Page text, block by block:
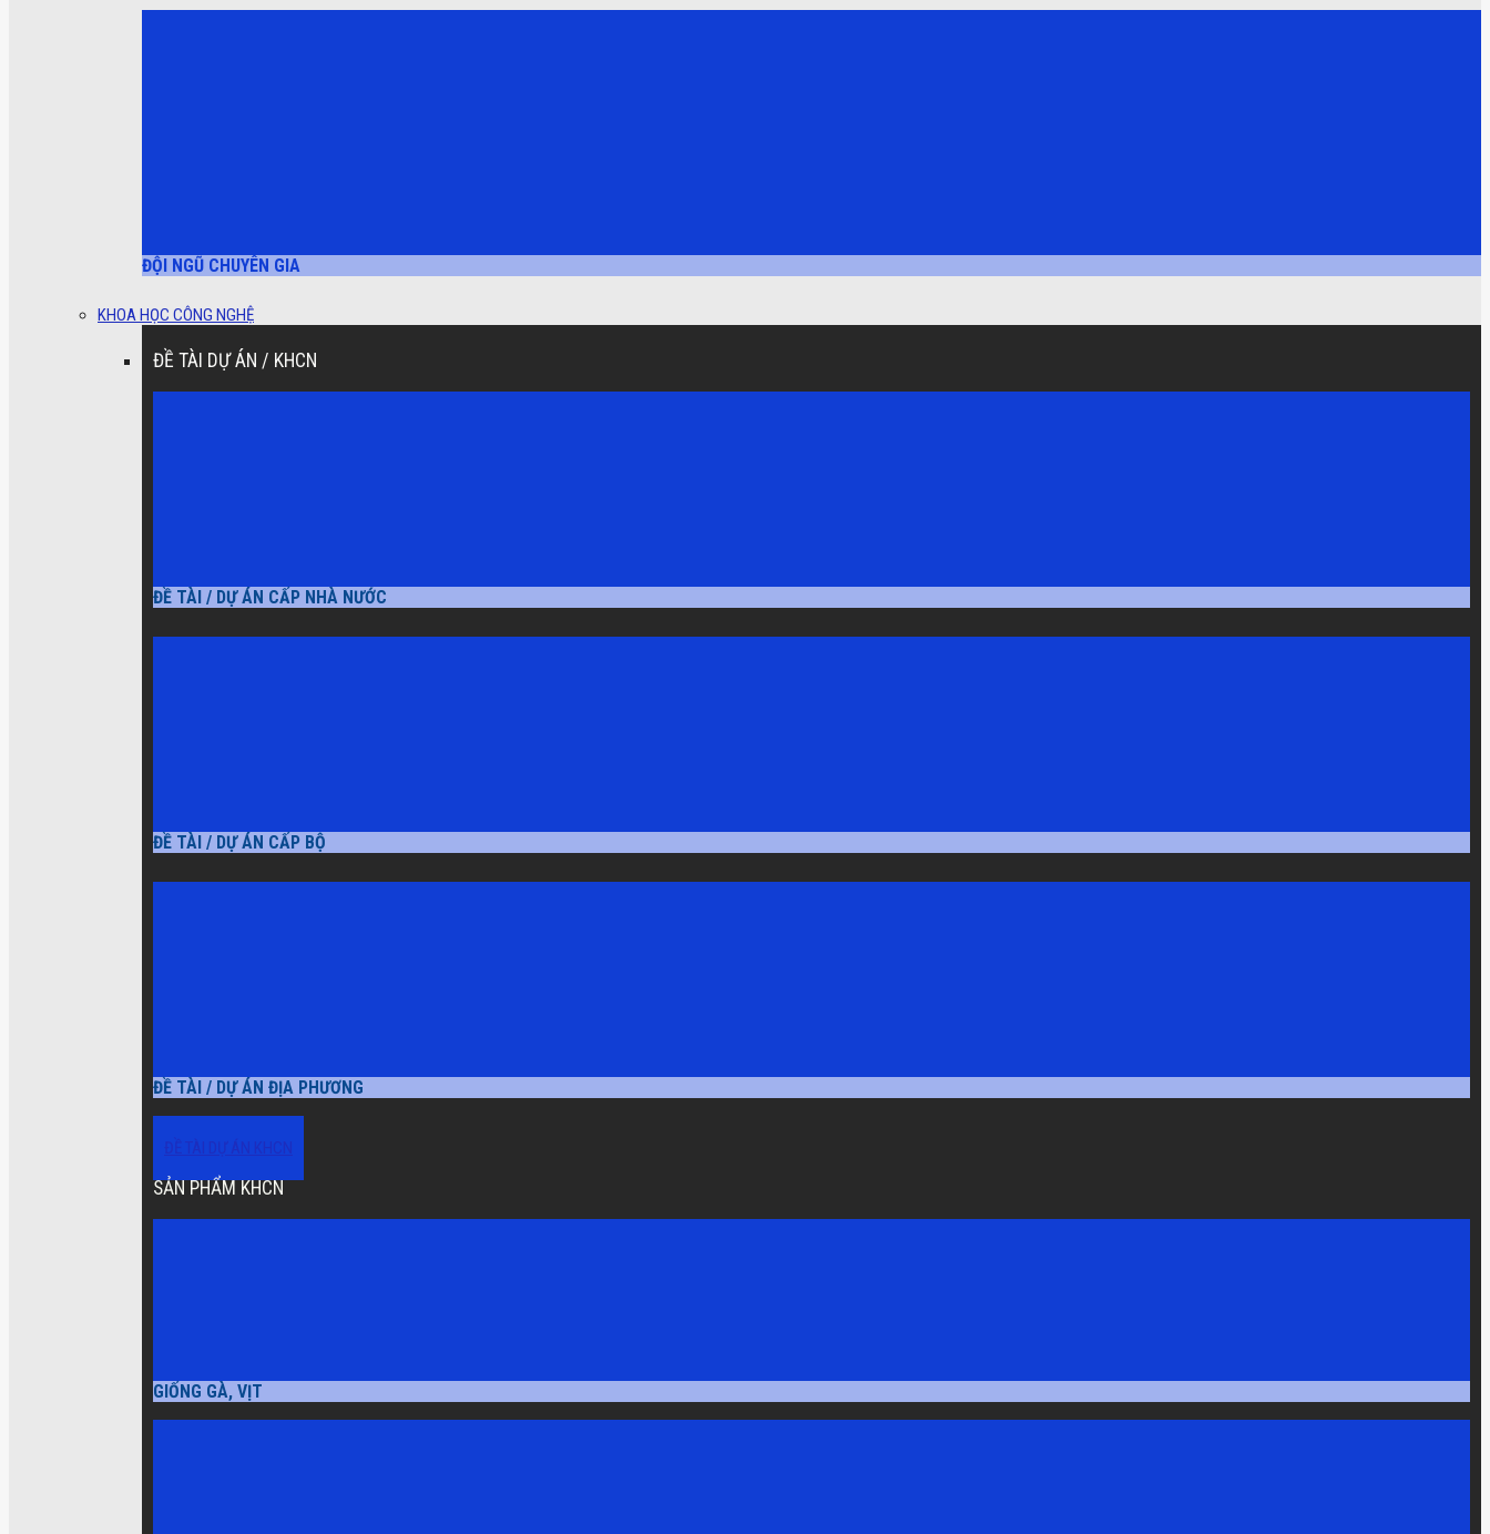
ĐỘI NGŨ CHUYÊN GIA
KHOA HỌC CÔNG NGHỆ
ĐỀ TÀI DỰ ÁN / KHCN
ĐỀ TÀI / DỰ ÁN CẤP NHÀ NƯỚC
ĐỀ TÀI / DỰ ÁN CẤP BỘ
ĐỀ TÀI / DỰ ÁN ĐỊA PHƯƠNG
SẢN PHẨM KHCN
GIỐNG GÀ, VỊT